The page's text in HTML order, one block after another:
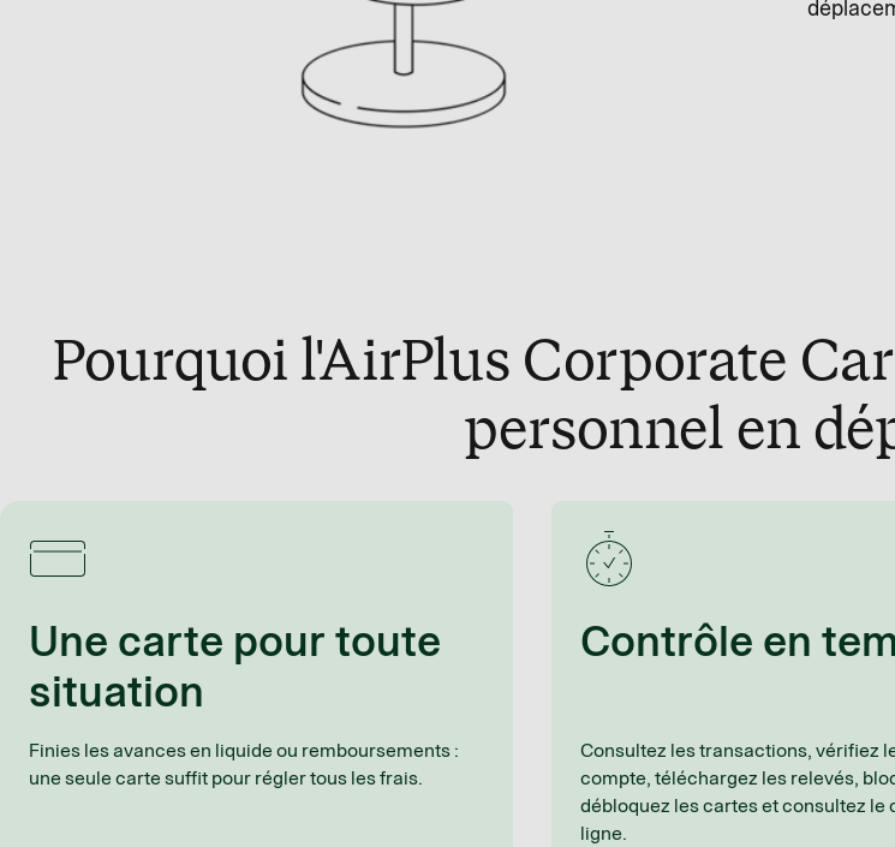
Pourquoi l'AirPlus Corporate
personnel en
Une carte pour toute
situation
Finies les avances en liquide ou remboursements :
une seule carte suffit pour régler tous les frais.
Contrôle en
Consultez les transactions, vérifiez
compte, téléchargez les relevés,
débloquez les cartes et consultez le
ligne.